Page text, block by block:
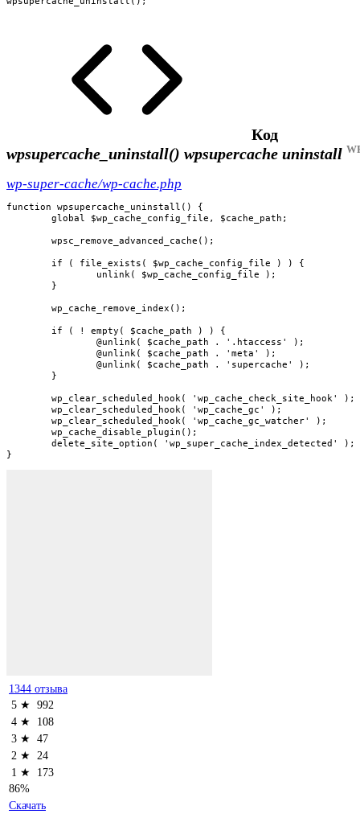
Код
wpsupercache_uninstall() wpsupercache uninstall
wp-super-cache/wp-cache.php
function wpsupercache_uninstall() {
}
1344 отзыва
5 ★ 992
4 ★
108
3 ★ 47
2 ★
24
1 ★
173
86%
Скачать